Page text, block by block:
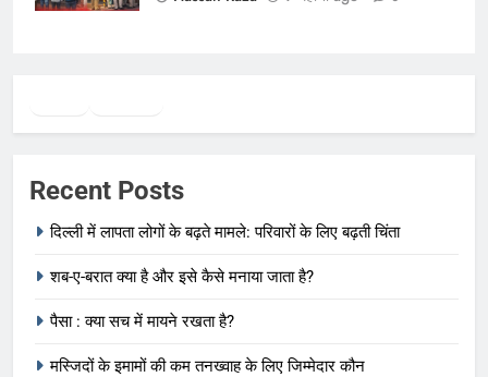
Recent Posts
दिल्ली में लापता लोगों के बढ़ते मामले: परिवारों के लिए बढ़ती चिंता
शब-ए-बरात क्या है और इसे कैसे मनाया जाता है?
पैसा : क्या सच में मायने रखता है?
मस्जिदों के इमामों की कम तनख्वाह के लिए जिम्मेदार कौन